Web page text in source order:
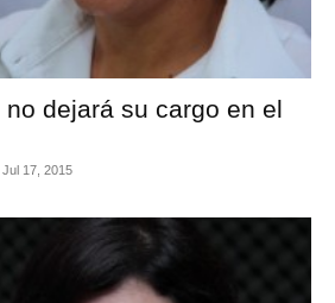
dejará su cargo en el
Jul 17, 2015